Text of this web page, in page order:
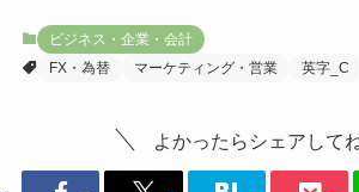
ビジネス・企業・会計
FX・為替
マーケティング・営業 英字_C
よかったらシェアして